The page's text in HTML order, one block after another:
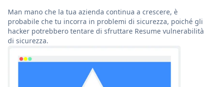
Man mano che la tua azienda continua a crescere, è
probabile che tu incorra in problemi di sicurezza, poiché gli
hacker potrebbero tentare di sfruttare Resume vulnerabilità
di sicurezza.